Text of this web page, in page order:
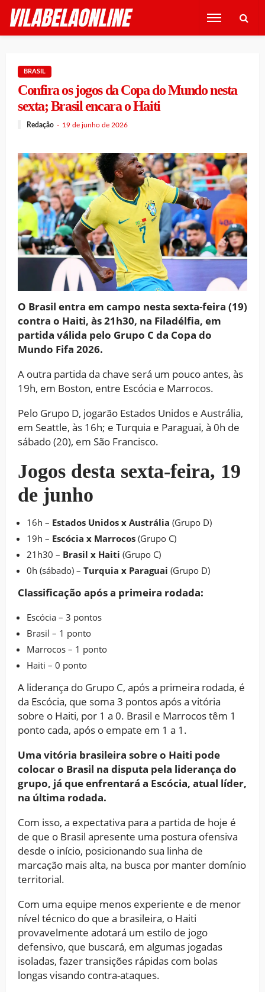
BRASIL
Confira os jogos da Copa do Mundo nesta
sexta; Brasil encara o Haiti
Redação 19 de junho de 2026
O Brasil entra em campo nesta sexta-feira (19)
contra o Haiti, às 21h30, na Filadélfia, em
partida válida pelo Grupo C da Copa do
Mundo Fifa 2026.
A outra partida da chave será um pouco antes, às
19h, em Boston, entre Escócia e Marrocos.
Pelo Grupo D, jogarão Estados Unidos e Austrália,
em Seattle, às 16h; e Turquia e Paraguai, à 0h de
sábado (20), em São Francisco.
Jogos desta sexta-feira, 19
de junho
16h – Estados Unidos x Austrália (Grupo D)
19h – Escócia x Marrocos (Grupo C)
21h30 – Brasil x Haiti (Grupo C)
0h (sábado) – Turquia x Paraguai (Grupo D)
Classificação após a primeira rodada:
Escócia – 3 pontos
Brasil – 1 ponto
Marrocos – 1 ponto
Haiti – 0 ponto
A liderança do Grupo C, após a primeira rodada, é
da Escócia, que soma 3 pontos após a vitória
sobre o Haiti, por 1 a 0. Brasil e Marrocos têm 1
ponto cada, após o empate em 1 a 1.
Uma vitória brasileira sobre o Haiti pode
colocar o Brasil na disputa pela liderança do
grupo, já que enfrentará a Escócia, atual líder,
na última rodada.
Com isso, a expectativa para a partida de hoje é
de que o Brasil apresente uma postura ofensiva
desde o início, posicionando sua linha de
marcação mais alta, na busca por manter domínio
territorial.
Com uma equipe menos experiente e de menor
nível técnico do que a brasileira, o Haiti
provavelmente adotará um estilo de jogo
defensivo, que buscará, em algumas jogadas
isoladas, fazer transições rápidas com bolas
longas visando contra-ataques.